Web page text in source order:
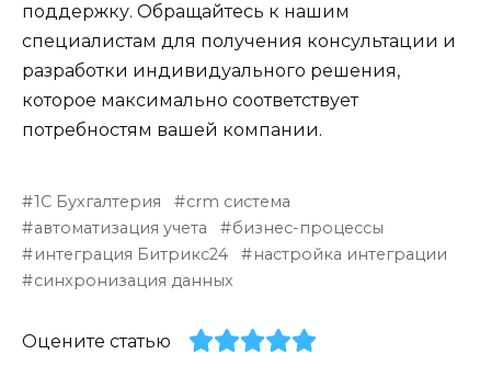
поддержку. Обращайтесь к нашим
специалистам для получения консультации и
разработки индивидуального решения,
которое максимально соответствует
потребностям вашей компании.
1С Бухгалтерия
crm система
автоматизация учета
бизнес-процессы
интеграция Битрикс24
настройка интеграции
синхронизация данных
Оцените статью